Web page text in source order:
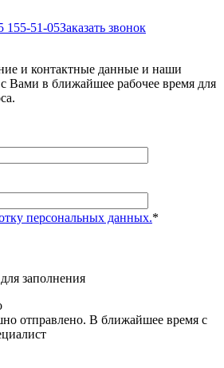
155-51-05Заказать звонок
и контактные данные и наши
Вами в ближайшее рабочее время для
персональных данных.*
заполнения
отправлено. В ближайшее время с